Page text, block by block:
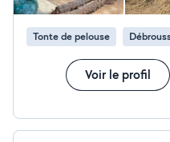
Tonte de pelouse
Voir le profil